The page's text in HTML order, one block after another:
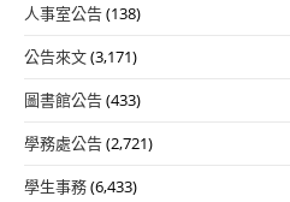
人事室公告(138)
公告來文(3,171)
圖書館公告(433)
學務處公告(2,721)
學生事務(6,433)